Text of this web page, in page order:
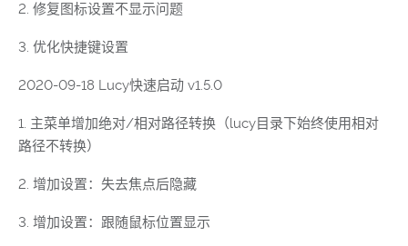
2. 修复图标设置不显示问题
3. 优化快捷键设置
2020-09-18 Lucy快速启动 v1.5.0
1. 主菜单增加绝对/相对路径转换（lucy目录下始终使用相对
路径不转换）
2. 增加设置：失去焦点后隐藏
3. 增加设置：跟随鼠标位置显示